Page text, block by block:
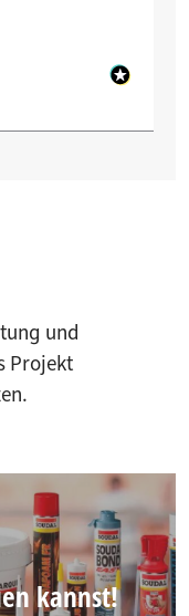
und
Projekt
kannst!